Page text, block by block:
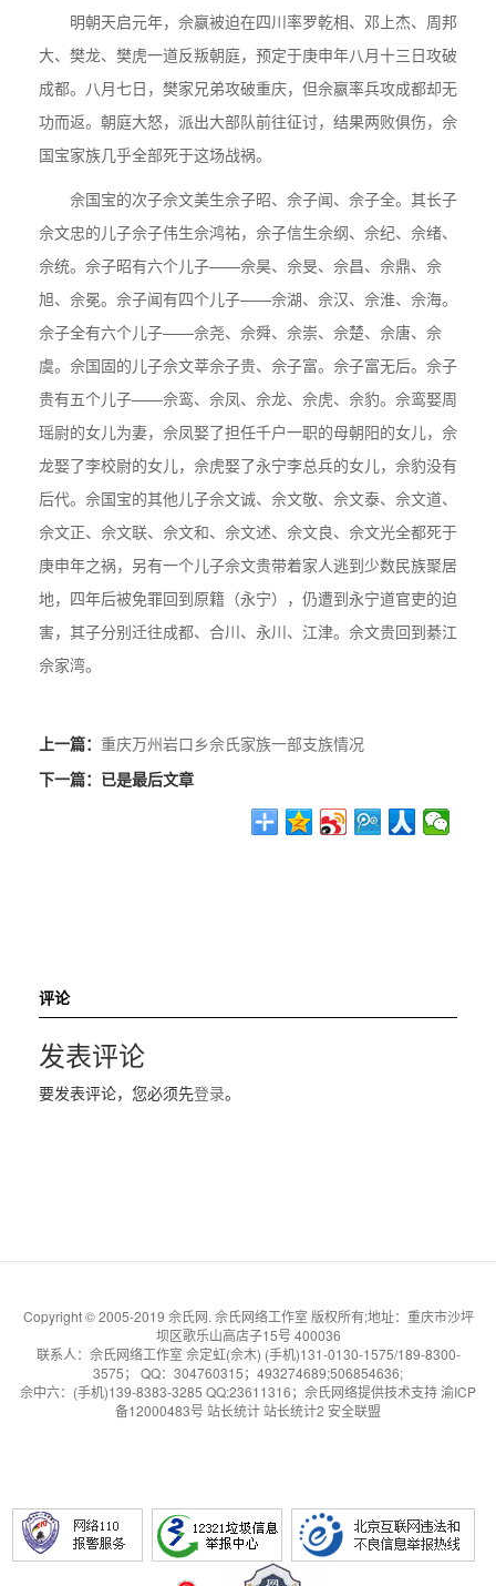
明朝天启元年，佘嬴被迫在四川率罗乾相、邓上杰、周邦
大、樊龙、樊虎一道反叛朝庭，预定于庚申年八月十三日攻破
成都。八月七日，樊家兄弟攻破重庆，但佘嬴率兵攻成都却无
功而返。朝庭大怒，派出大部队前往征讨，结果两败俱伤，佘
国宝家族几乎全部死于这场战祸。
佘国宝的次子佘文美生佘子昭、佘子闻、佘子全。其长子
佘文忠的儿子佘子伟生佘鸿祐，佘子信生佘纲、佘纪、佘绪、
佘统。佘子昭有六个儿子——佘昊、佘旻、佘昌、佘鼎、佘
旭、佘冕。佘子闻有四个儿子——佘湖、佘汉、佘淮、佘海。
佘子全有六个儿子——佘尧、佘舜、佘崇、佘楚、佘唐、佘
虞。佘国固的儿子佘文莘佘子贵、佘子富。佘子富无后。佘子
贵有五个儿子——佘鸾、佘凤、佘龙、佘虎、佘豹。佘鸾娶周
瑶尉的女儿为妻，佘凤娶了担任千户一职的母朝阳的女儿，佘
龙娶了李校尉的女儿，佘虎娶了永宁李总兵的女儿，佘豹没有
后代。佘国宝的其他儿子佘文诚、佘文敬、佘文泰、佘文道、
佘文正、佘文联、佘文和、佘文述、佘文良、佘文光全都死于
庚申年之祸，另有一个儿子佘文贵带着家人逃到少数民族聚居
地，四年后被免罪回到原籍（永宁），仍遭到永宁道官吏的迫
害，其子分别迁往成都、合川、永川、江津。佘文贵回到綦江
佘家湾。
上一篇： 重庆万州岩口乡佘氏家族一部支族情况
下一篇： 已是最后文章
评论
发表评论
要发表评论，您必须先登录。
Copyright © 2005-2019 佘氏网. 佘氏网络工作室 版权所有;地址：重庆市沙坪
坝区歌乐山高店子15号 400036
联系人：佘氏网络工作室 佘定虹(佘木) (手机)131-0130-1575/189-8300-
3575； QQ：304760315；493274689;506854636;
佘中六：(手机)139-8383-3285 QQ:23611316； 佘氏网络提供技术支持渝ICP
备12000483号 站长统计站长统计2 安全联盟